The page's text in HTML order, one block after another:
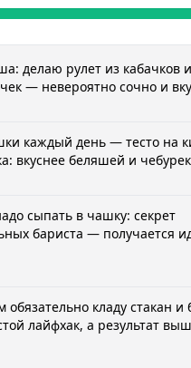
делаю рулет из кабачков и
— невероятно сочно и
каждый день — тесто на
вкуснее беляшей и
сыпать в чашку: секрет
бариста — получается
обязательно кладу стакан и
лайфхак, а результат